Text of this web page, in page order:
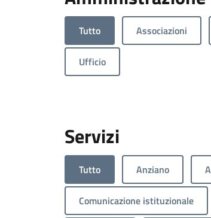
Tutto Associazioni
Ufficio
Servizi
Tutto Anziano
Comunicazione istituzionale